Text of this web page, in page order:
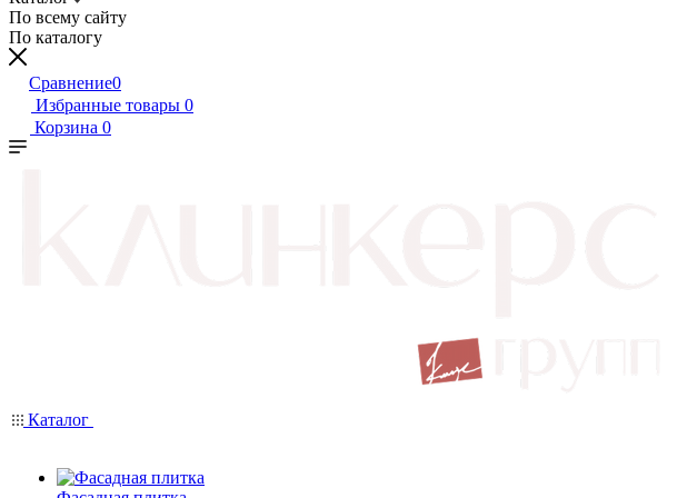
По всему сайту
По каталогу
Сравнение0
Избранные товары 0
Корзина 0
Каталог